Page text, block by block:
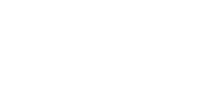
de origem. Noite a bordo.